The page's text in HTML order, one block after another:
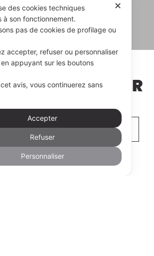
UN REVENDEUR
NOUS CONTACTER
✕
des cookies techniques
à son fonctionnement.
pas de cookies de profilage ou
accepter, refuser ou personnaliser
appuyant sur les boutons
avis, vous continuerez sans
Accepter
Refuser
Personnaliser